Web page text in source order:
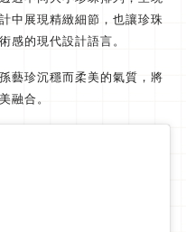
中展現精緻細節， 也讓珍珠
感的現代設計語言。
藝珍沉穩而柔美的氣質， 將
融合。